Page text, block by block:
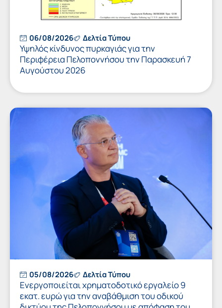
06/08/2026 Δελτία Τύπου
Υψηλός κίνδυνος πυρκαγιάς για την
Περιφέρεια Πελοποννήσου την Παρασκευή 7
Αυγούστου 2026
05/08/2026 Δελτία Τύπου
Ενεργοποιείται χρηματοδοτικό εργαλείο 9
εκατ. ευρώ για την αναβάθμιση του οδικού